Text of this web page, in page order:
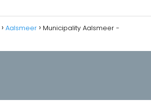
Aalsmeer
Municipality Aalsmeer -